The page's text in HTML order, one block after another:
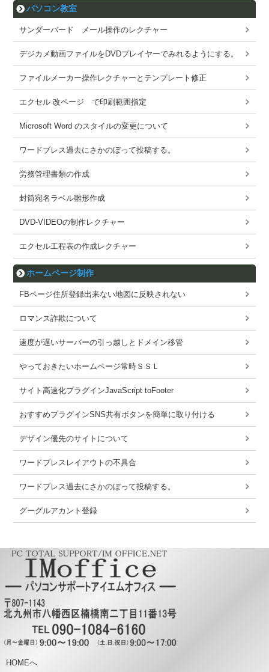
パソコン教室
サンダーバード メール操作のレクチャー
デジカメ動画ファイルをDVDプレイヤーでみれるようにする。
ファイルメーカー操作レクチャーとテンプレート修正
エクセル 改ページ で印刷範囲指定
Microsoft Word のスタイルの変更について
ワードブレス過去にさかのぼって投稿する。
労務管理書類の作成
封筒宛名ラベル雛形作成
DVD-VIDEOの制作レクチャー
エクセル工程表の作成レクチャー
ホームページ制作
FBページ住所登録出来ない地図に反映されない
ロマンス詐欺について
速度が遅いサーバーの引っ越しとドメイン移管
やっておきたいホームページ常時ＳＳＬ
サイト高速化プラグインJavaScript toFooter
おすすめプラグインSNS共有ボタンを簡単に取り付ける
デザイン優先のサイトについて
ワードブレスレイアウトの不具合
ワードブレス過去にさかのぼって投稿する。
グーグルアカント登録
HOMEへ